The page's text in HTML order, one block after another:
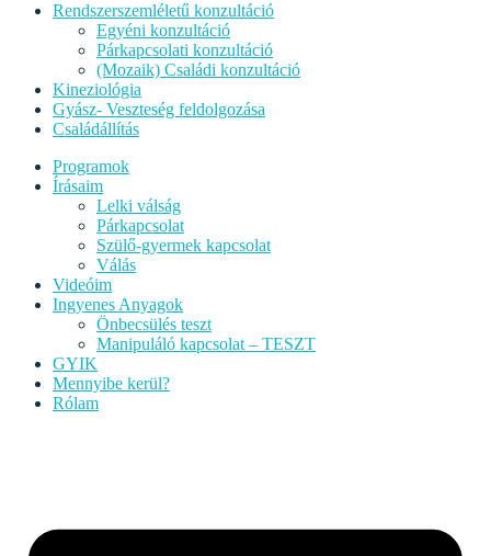
Rendszerszemléletű konzultáció
Egyéni konzultáció
Párkapcsolati konzultáció
(Mozaik) Családi konzultáció
Kineziológia
Gyász- Veszteség feldolgozása
Családállítás
Programok
Írásaim
Lelki válság
Párkapcsolat
Szülő-gyermek kapcsolat
Válás
Videóim
Ingyenes Anyagok
Önbecsülés teszt
Manipuláló kapcsolat – TESZT
GYIK
Mennyibe kerül?
Rólam